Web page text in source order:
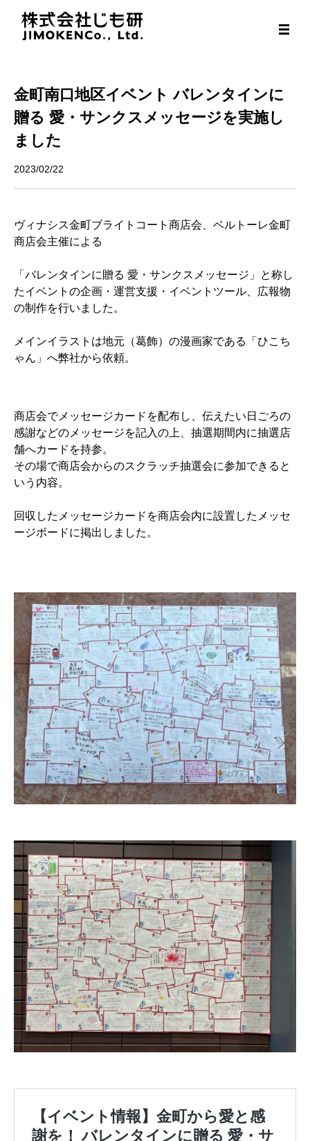
content
金町南口地区イベント バレンタインに
贈る 愛・サンクスメッセージを実施し
ました
2023/02/22
ヴィナシス金町ブライトコート商店会、ベルトーレ金町
商店会主催による
「バレンタインに贈る 愛・サンクスメッセージ」と称し
たイベントの企画・運営支援・イベントツール、広報物
の制作を行いました。
メインイラストは地元（葛飾）の漫画家である「ひこち
ゃん」へ弊社から依頼。
商店会でメッセージカードを配布し、伝えたい日ごろの
感謝などのメッセージを記入の上、抽選期間内に抽選店
舗へカードを持参。
その場で商店会からのスクラッチ抽選会に参加できると
いう内容。
回収したメッセージカードを商店会内に設置したメッセ
ージボードに掲出しました。